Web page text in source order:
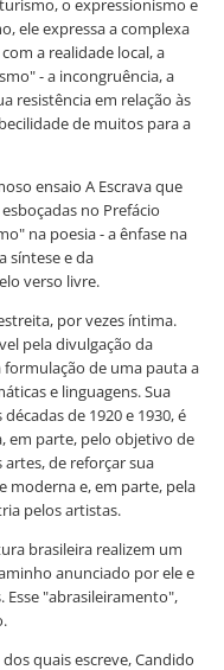
o expressionismo e
ele expressa a complexa
a realidade local, a
- a incongruência, a
resistência em relação às
de muitos para a
ensaio A Escrava que
no Prefácio
na poesia - a ênfase na
síntese e da
verso livre.
por vezes íntima.
pela divulgação da
de uma pauta a
e linguagens. Sua
de 1920 e 1930, é
em parte, pelo objetivo de
de reforçar sua
moderna e, em parte, pela
pelos artistas.
brasileira realizem um
anunciado por ele e
"abrasileiramento",
quais escreve, Candido